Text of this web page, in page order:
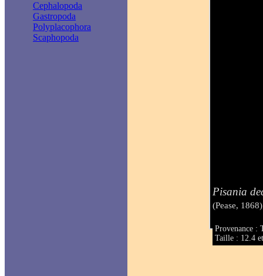
Cephalopoda
Gastropoda
Polyplacophora
Scaphopoda
Pisania
(Pease, 1868)
Provenance :
Taille : 12.4